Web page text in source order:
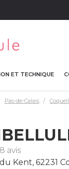
ET TECHNIQUE
Pas-de-Calais
avis
Kent, 62231